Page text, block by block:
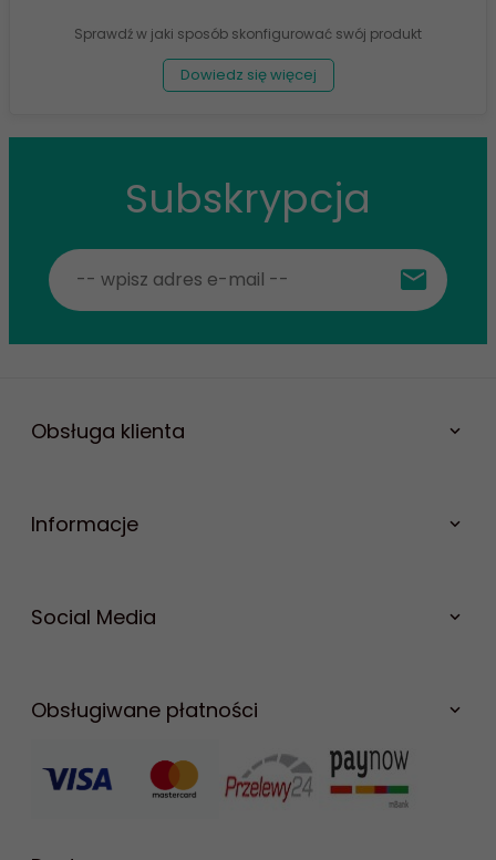
Sprawdź w jaki sposób skonfigurować swój produkt
Dowiedz się więcej
Subskrypcja
Obsługa klienta
Informacje
Social Media
Youtube
Obsługiwane płatności